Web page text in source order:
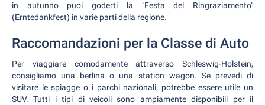
in autunno puoi goderti la "Festa del Ringraziamento"
(Erntedankfest) in varie parti della regione.
Raccomandazioni per la Classe di Auto
Per viaggiare comodamente attraverso Schleswig-Holstein,
consigliamo una berlina o una station wagon. Se prevedi di
visitare le spiagge o i parchi nazionali, potrebbe essere utile un
SUV. Tutti i tipi di veicoli sono ampiamente disponibili per il